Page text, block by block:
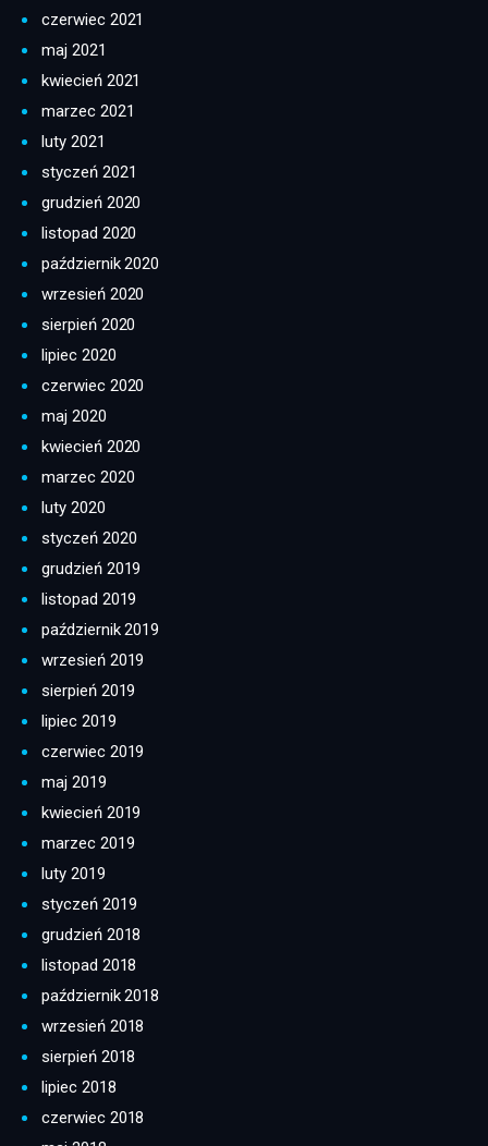
czerwiec 2021
maj 2021
kwiecień 2021
marzec 2021
luty 2021
styczeń 2021
grudzień 2020
listopad 2020
październik 2020
wrzesień 2020
sierpień 2020
lipiec 2020
czerwiec 2020
maj 2020
kwiecień 2020
marzec 2020
luty 2020
styczeń 2020
grudzień 2019
listopad 2019
październik 2019
wrzesień 2019
sierpień 2019
lipiec 2019
czerwiec 2019
maj 2019
kwiecień 2019
marzec 2019
luty 2019
styczeń 2019
grudzień 2018
listopad 2018
październik 2018
wrzesień 2018
sierpień 2018
lipiec 2018
czerwiec 2018